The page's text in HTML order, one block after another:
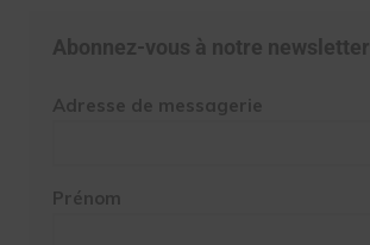
Abonnez-vous à notre newsletter
Adresse de messagerie
Prénom